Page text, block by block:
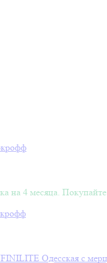
на 4 месяца.
Одесская с